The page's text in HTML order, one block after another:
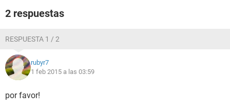
2 respuestas
RESPUESTA 1 / 2
rubyr7
1 feb 2015 a las 03:59
por favor!